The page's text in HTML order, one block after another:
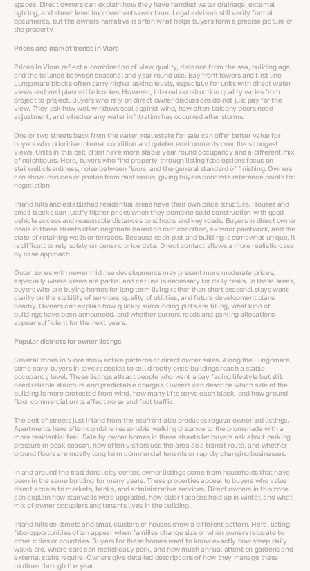
spaces. Direct owners can explain how they have handled water drainage, external
lighting, and street level improvements over time. Legal advisors still verify formal
documents, but the owners narrative is often what helps buyers form a precise picture of
the property.
Prices and market trends in Vlore
Prices in Vlore reflect a combination of view quality, distance from the sea, building age,
and the balance between seasonal and year round use. Bay front towers and first line
Lungomare blocks often carry higher asking levels, especially for units with direct water
views and well planned balconies. However, internal construction quality varies from
project to project. Buyers who rely on direct owner discussions do not just pay for the
view. They ask how well windows seal against wind, how often balcony doors need
adjustment, and whether any water infiltration has occurred after storms.
One or two streets back from the water, real estate for sale can offer better value for
buyers who prioritise internal condition and quieter environments over the strongest
views. Units in this belt often have more stable year round occupancy and a different mix
of neighbours. Here, buyers who find property through listing fsbo options focus on
stairwell cleanliness, noise between floors, and the general standard of finishing. Owners
can show invoices or photos from past works, giving buyers concrete reference points for
negotiation.
Inland hills and established residential areas have their own price structure. Houses and
small blocks can justify higher prices when they combine solid construction with good
vehicle access and reasonable distances to schools and key roads. Buyers in direct owner
deals in these streets often negotiate based on roof condition, exterior paintwork, and the
state of retaining walls or terraces. Because each plot and building is somewhat unique, it
is difficult to rely solely on generic price data. Direct contact allows a more realistic case
by case approach.
Outer zones with newer mid rise developments may present more moderate prices,
especially where views are partial and car use is necessary for daily tasks. In these areas,
buyers who are buying homes for long term living rather than short seasonal stays want
clarity on the stability of services, quality of utilities, and future development plans
nearby. Owners can explain how quickly surrounding plots are filling, what kind of
buildings have been announced, and whether current roads and parking allocations
appear sufficient for the next years.
Popular districts for owner listings
Several zones in Vlore show active patterns of direct owner sales. Along the Lungomare,
some early buyers in towers decide to sell directly once buildings reach a stable
occupancy level. These listings attract people who want a bay facing lifestyle but still
need reliable structure and predictable charges. Owners can describe which side of the
building is more protected from wind, how many lifts serve each block, and how ground
floor commercial units affect noise and foot traffic.
The belt of streets just inland from the seafront also produces regular owner led listings.
Apartments here often combine reasonable walking distance to the promenade with a
more residential feel. Sale by owner homes in these streets let buyers ask about parking
pressure in peak season, how often visitors use the area as a transit route, and whether
ground floors are mostly long term commercial tenants or rapidly changing businesses.
In and around the traditional city center, owner listings come from households that have
been in the same building for many years. These properties appeal to buyers who value
direct access to markets, banks, and administrative services. Direct owners in this zone
can explain how stairwells were upgraded, how older facades hold up in winter, and what
mix of owner occupiers and tenants lives in the building.
Inland hillside streets and small clusters of houses show a different pattern. Here, listing
fsbo opportunities often appear when families change size or when owners relocate to
other cities or countries. Buyers for these homes want to know exactly how steep daily
walks are, where cars can realistically park, and how much annual attention gardens and
external stairs require. Owners give detailed descriptions of how they manage these
routines through the year.